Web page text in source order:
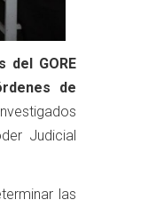
del GORE
de
Judicial
las